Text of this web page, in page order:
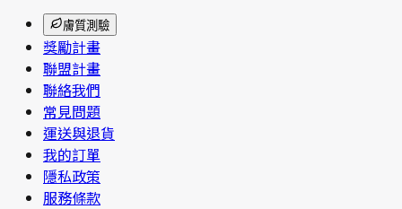
膚質測驗
獎勵計畫
聯盟計畫
聯絡我們
常見問題
運送與退貨
我的訂單
隱私政策
服務條款